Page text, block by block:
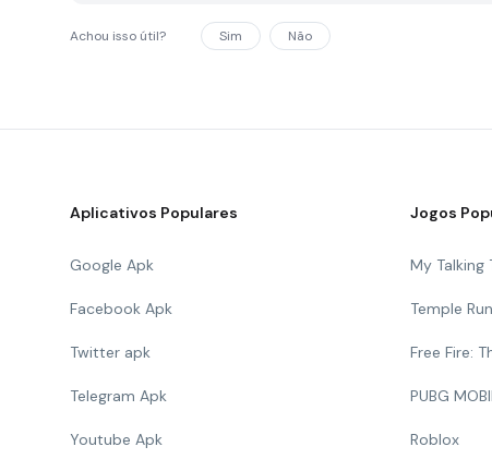
Achou isso útil? Sim Não
Aplicativos Populares
Google Apk
Facebook Apk
Twitter apk
Telegram Apk
Youtube Apk
Jogos
My Talking
Temple
Free Fire:
PUBG
Roblox